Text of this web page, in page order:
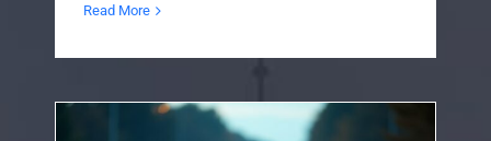
Read More